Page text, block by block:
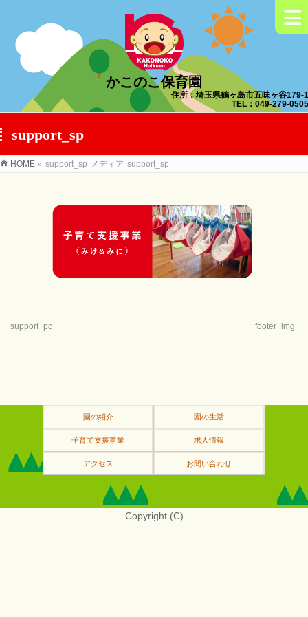
かこのこ保育園
住所：埼玉県鶴ヶ島市五味ヶ谷179-1
TEL：049-279-0505
≡
support_sp
HOME » support_sp メディア support_sp
support_pc footer_img
園の紹介 園の生活
子育て支援事業 求人情報
アクセス お問い合わせ
Copyright (C)